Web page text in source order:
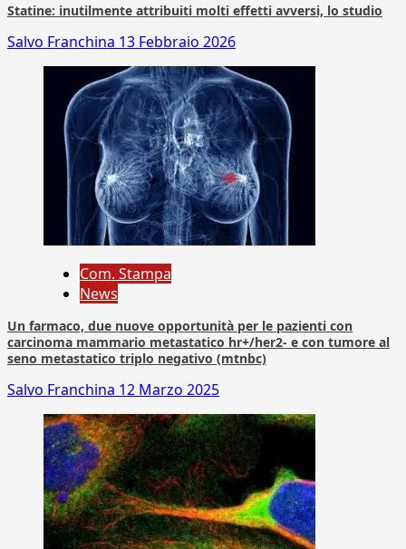
Statine: inutilmente attribuiti molti effetti avversi, lo studio
Salvo Franchina 13 Febbraio 2026
Com. Stampa
News
Un farmaco, due nuove opportunità per le pazienti con
carcinoma mammario metastatico hr+/her2- e con tumore al
seno metastatico triplo negativo (mtnbc)
Salvo Franchina 12 Marzo 2025